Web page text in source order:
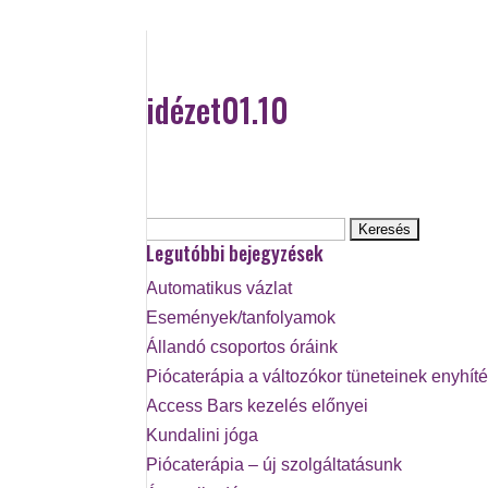
idézet01.10
Legutóbbi bejegyzések
Automatikus vázlat
Események/tanfolyamok
Állandó csoportos óráink
Piócaterápia a változókor tüneteinek
Access Bars kezelés előnyei
Kundalini jóga
Piócaterápia – új szolgáltatásunk